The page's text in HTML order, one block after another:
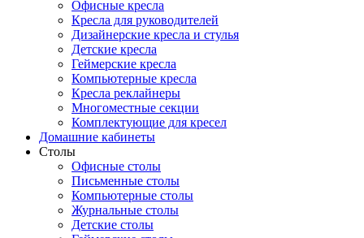
Офисные кресла
Кресла для руководителей
Дизайнерские кресла и стулья
Детские кресла
Геймерские кресла
Компьютерные кресла
Кресла реклайнеры
Многоместные секции
Комплектующие для кресел
Домашние кабинеты
Столы
Офисные столы
Письменные столы
Компьютерные столы
Журнальные столы
Детские столы